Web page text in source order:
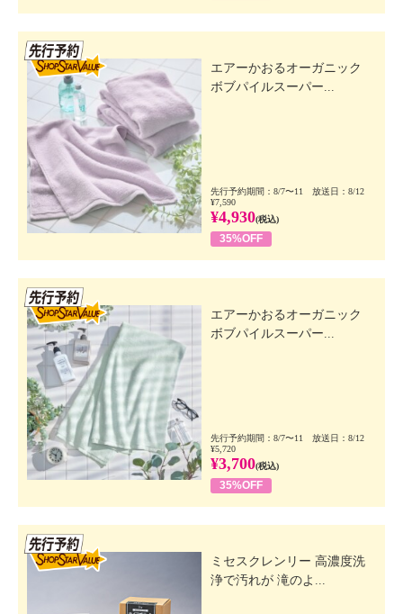
エアーかおるオーガニック
ボブパイルスーパー...
先行予約期間：8/7〜11 放送日：8/12
¥7,590
¥4,930(税込)
35%OFF
エアーかおるオーガニック
ボブパイルスーパー...
先行予約期間：8/7〜11 放送日：8/12
¥5,720
¥3,700(税込)
35%OFF
ミセスクレンリー 高濃度洗
浄で汚れが 滝のよ...